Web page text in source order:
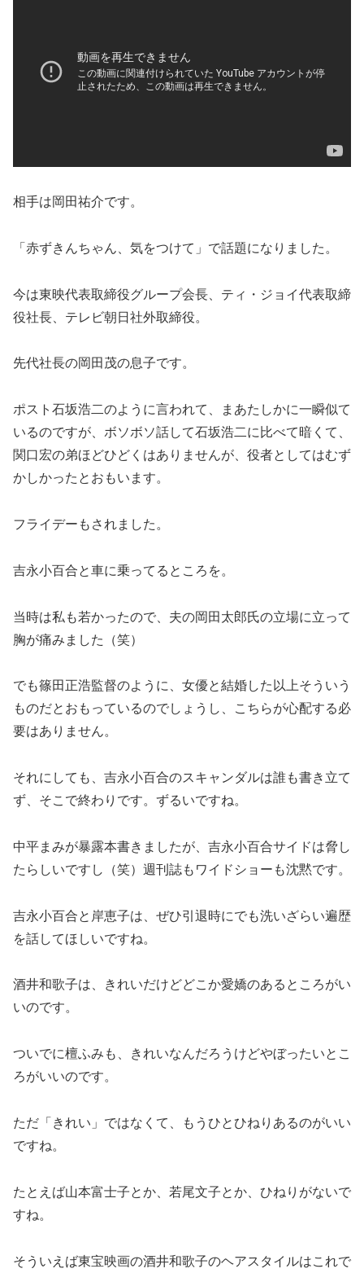
相手は岡田祐介です。
「赤ずきんちゃん、気をつけて」で話題になりました。
今は東映代表取締役グループ会長、ティ・ジョイ代表取締
役社長、テレビ朝日社外取締役。
先代社長の岡田茂の息子です。
ポスト石坂浩二のように言われて、まあたしかに一瞬似て
いるのですが、ボソボソ話して石坂浩二に比べて暗くて、
関口宏の弟ほどひどくはありませんが、役者としてはむず
かしかったとおもいます。
フライデーもされました。
吉永小百合と車に乗ってるところを。
当時は私も若かったので、夫の岡田太郎氏の立場に立って
胸が痛みました（笑）
でも篠田正浩監督のように、女優と結婚した以上そういう
ものだとおもっているのでしょうし、こちらが心配する必
要はありません。
それにしても、吉永小百合のスキャンダルは誰も書き立て
ず、そこで終わりです。ずるいですね。
中平まみが暴露本書きましたが、吉永小百合サイドは脅し
たらしいですし（笑）週刊誌もワイドショーも沈黙です。
吉永小百合と岸恵子は、ぜひ引退時にでも洗いざらい遍歴
を話してほしいですね。
酒井和歌子は、きれいだけどどこか愛嬌のあるところがい
いのです。
ついでに檀ふみも、きれいなんだろうけどやぼったいとこ
ろがいいのです。
ただ「きれい」ではなくて、もうひとひねりあるのがいい
ですね。
たとえば山本富士子とか、若尾文子とか、ひねりがないで
すね。
そういえば東宝映画の酒井和歌子のヘアスタイルはこれで